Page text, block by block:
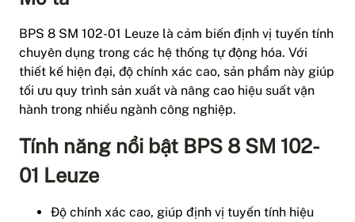
BPS 8 SM 102-01 Leuze là cảm biến định vị tuyến tính
chuyên dụng trong các hệ thống tự động hóa. Với
thiết kế hiện đại, độ chính xác cao, sản phẩm này giúp
tối ưu quy trình sản xuất và nâng cao hiệu suất vận
hành trong nhiều ngành công nghiệp.
Tính năng nổi bật BPS 8 SM 102-
01 Leuze
Độ chính xác cao, giúp định vị tuyến tính hiệu